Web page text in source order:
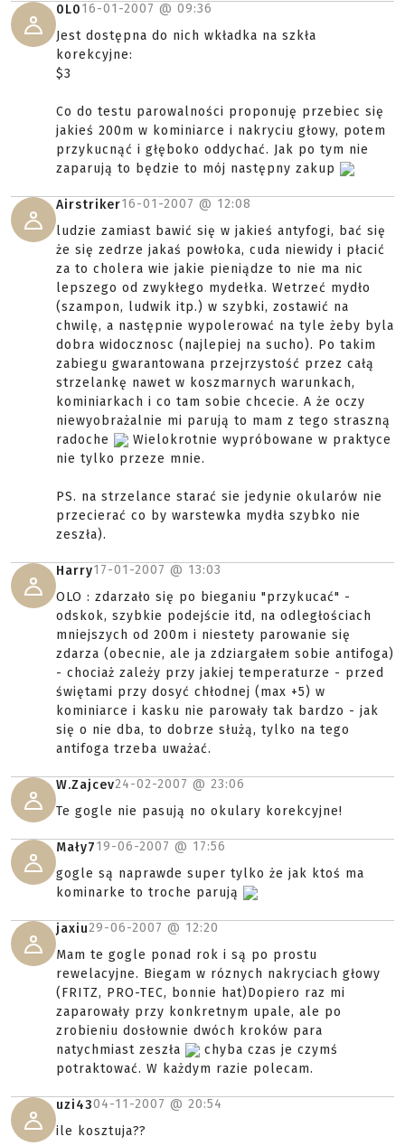
0L016-01-2007 @ 09:36
Jest dostępna do nich wkładka na szkła
korekcyjne:
$3
Co do testu parowalności proponuję przebiec się
jakieś 200m w kominiarce i nakryciu głowy, potem
przykucnąć i głęboko oddychać. Jak po tym nie
zaparują to będzie to mój następny zakup
Airstriker16-01-2007 @ 12:08
ludzie zamiast bawić się w jakieś antyfogi, bać się
że się zedrze jakaś powłoka, cuda niewidy i płacić
za to cholera wie jakie pieniądze to nie ma nic
lepszego od zwykłego mydełka. Wetrzeć mydło
(szampon, ludwik itp.) w szybki, zostawić na
chwilę, a następnie wypolerować na tyle żeby byla
dobra widocznosc (najlepiej na sucho). Po takim
zabiegu gwarantowana przejrzystość przez całą
strzelankę nawet w koszmarnych warunkach,
kominiarkach i co tam sobie chcecie. A że oczy
niewyobrażalnie mi parują to mam z tego straszną
radoche
Wielokrotnie wypróbowane w praktyce
nie tylko przeze mnie.
PS. na strzelance starać sie jedynie okularów nie
przecierać co by warstewka mydła szybko nie
zeszła).
Harry17-01-2007 @ 13:03
OLO : zdarzało się po bieganiu "przykucać" -
odskok, szybkie podejście itd, na odległościach
mniejszych od 200m i niestety parowanie się
zdarza (obecnie, ale ja zdziargałem sobie antifoga)
- chociaż zależy przy jakiej temperaturze - przed
świętami przy dosyć chłodnej (max +5) w
kominiarce i kasku nie parowały tak bardzo - jak
się o nie dba, to dobrze służą, tylko na tego
antifoga trzeba uważać.
W.Zajcev24-02-2007 @ 23:06
Te gogle nie pasują no okulary korekcyjne!
Mały719-06-2007 @ 17:56
gogle są naprawde super tylko że jak ktoś ma
kominarke to troche parują
jaxiu29-06-2007 @ 12:20
Mam te gogle ponad rok i są po prostu
rewelacyjne. Biegam w róznych nakryciach głowy
(FRITZ, PRO-TEC, bonnie hat)Dopiero raz mi
zaparowały przy konkretnym upale, ale po
zrobieniu dosłownie dwóch kroków para
natychmiast zeszła
chyba czas je czymś
potraktować. W każdym razie polecam.
uzi4304-11-2007 @ 20:54
ile kosztuja??